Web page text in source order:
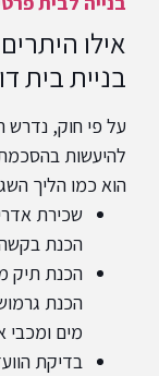
אילו
בניית בית
על פי חוק, נדרש
להיעשות בהסכמת
הוא כמו הליך
שכירת
הכנת בקשה
הכנת תיק
הכנת
מים ומכבי
בדיקת